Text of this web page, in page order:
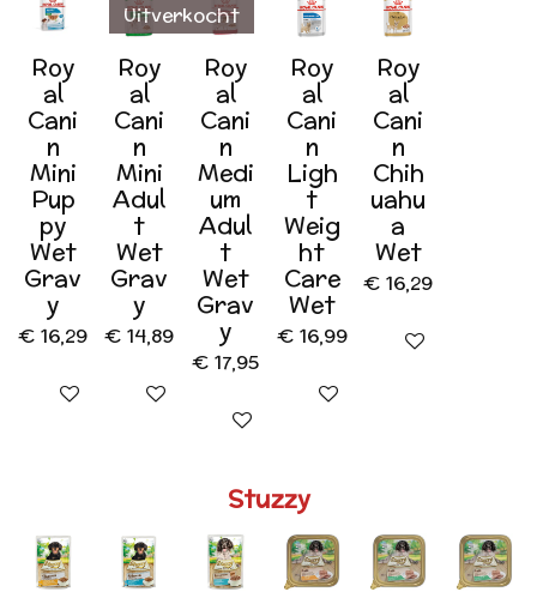
Roy
al
Cani
n
Mini
Pup
py
Wet
Grav
y
€ 16,29
In winkelwagen
Roy
al
Cani
n
Mini
Adul
t
Wet
Grav
y
€ 14,89
In winkelwagen
Uitverkocht
Roy
al
Cani
n
Medi
um
Adul
t
Wet
Grav
y
€ 17,95
Houd mij op de hoogte
Roy
al
Cani
n
Ligh
t
Weig
ht
Care
Wet
€ 16,99
In winkelwagen
Roy
al
Cani
n
Chih
uahu
a
Wet
€ 16,29
In winkelwagen
Stuzzy